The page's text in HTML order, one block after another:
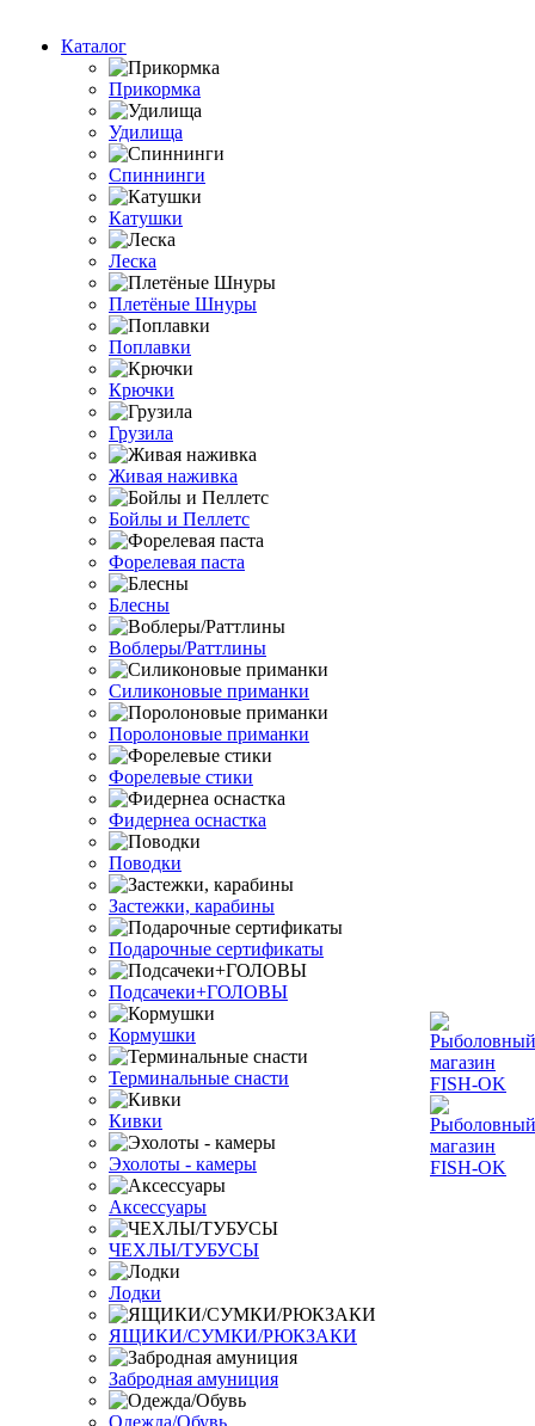
Каталог
Прикормка
Удилища
Спиннинги
Катушки
Леска
Плетёные Шнуры
Поплавки
Крючки
Грузила
Живая наживка
Бойлы и Пеллетс
Форелевая паста
Блесны
Воблеры/Раттлины
Силиконовые приманки
Поролоновые приманки
Форелевые стики
Фидернеа оснастка
Поводки
Застежки, карабины
Подарочные сертификаты
Подсачеки+ГОЛОВЫ
Кормушки
Терминальные снасти
Кивки
Эхолоты - камеры
Аксессуары
ЧЕХЛЫ/ТУБУСЫ
Лодки
ЯЩИКИ/СУМКИ/РЮКЗАКИ
Забродная амуниция
Одежда/Обувь